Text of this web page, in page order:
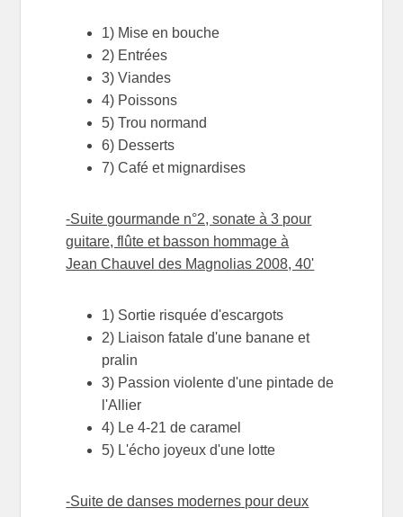
1) Mise en bouche
2) Entrées
3) Viandes
4) Poissons
5) Trou normand
6) Desserts
7) Café et mignardises
-Suite gourmande n°2, sonate à 3 pour
guitare, flûte et basson hommage à
Jean Chauvel des Magnolias 2008, 40'
1) Sortie risquée d'escargots
2) Liaison fatale d'une banane et
pralin
3) Passion violente d'une pintade de
l'Allier
4) Le 4-21 de caramel
5) L'écho joyeux d'une lotte
-Suite de danses modernes pour deux